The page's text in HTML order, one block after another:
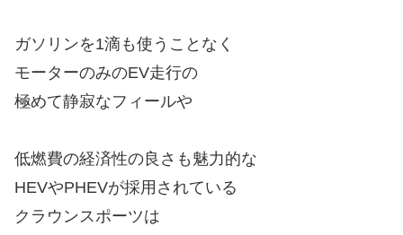
ガソリンを1滴も使うことなく
モーターのみのEV走行の
極めて静寂なフィールや
低燃費の経済性の良さも魅力的な
HEVやPHEVが採用されている
クラウンスポーツは